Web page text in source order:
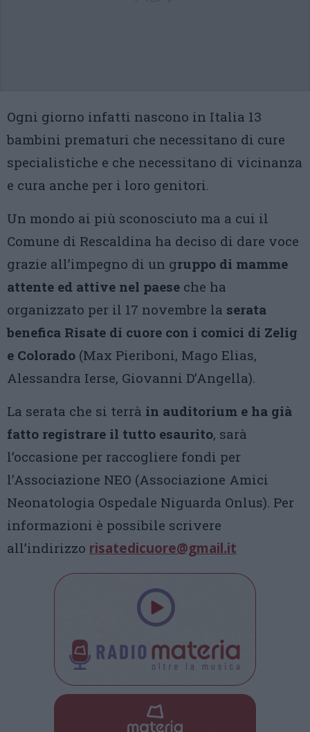
Ogni giorno infatti nascono in Italia 13
bambini prematuri che necessitano di cure
specialistiche e che necessitano di vicinanza
e cura anche per i loro genitori.
Un mondo ai più sconosciuto ma a cui il
Comune di Rescaldina ha deciso di dare voce
grazie all’impegno di un gruppo di mamme
attente ed attive nel paese che ha
organizzato per il 17 novembre la serata
benefica Risate di cuore con i comici di Zelig
e Colorado (Max Pieriboni, Mago Elias,
Alessandra Ierse, Giovanni D’Angella).
La serata che si terrà in auditorium e ha già
fatto registrare il tutto esaurito, sarà
l’occasione per raccogliere fondi per
l’Associazione NEO (Associazione Amici
Neonatologia Ospedale Niguarda Onlus). Per
informazioni è possibile scrivere
all’indirizzo risatedicuore@gmail.it